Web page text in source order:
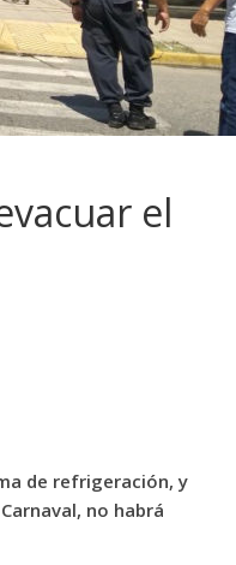
el
de refrigeración, y
no habrá